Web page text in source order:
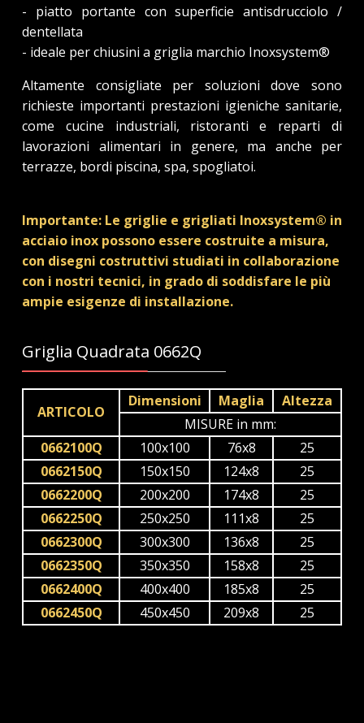
- piatto portante con superficie antisdrucciolo /
dentellata
- ideale per chiusini a griglia marchio Inoxsystem®
Altamente consigliate per soluzioni dove sono
richieste importanti prestazioni igieniche sanitarie,
come cucine industriali, ristoranti e reparti di
lavorazioni alimentari in genere, ma anche per
terrazze, bordi piscina, spa, spogliatoi.
Importante: Le griglie e grigliati Inoxsystem® in
acciaio inox possono essere costruite a misura,
con disegni costruttivi studiati in collaborazione
con i nostri tecnici, in grado di soddisfare le più
ampie esigenze di installazione.
Griglia Quadrata 0662Q
ARTICOLO
Dimensioni Maglia
Altezza
MISURE in mm:
0662100Q
100x100 76x8
25
0662150Q
150x150 124x8
25
0662200Q
200x200 174x8
25
0662250Q
250x250 111x8
25
0662300Q
300x300 136x8
25
0662350Q
350x350 158x8
25
0662400Q
400x400 185x8
25
0662450Q
450x450 209x8 25